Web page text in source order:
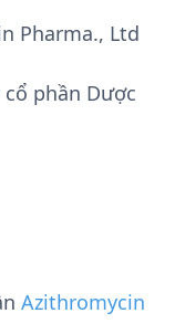
Pharma., Ltd
phần Dược
Azithromycin